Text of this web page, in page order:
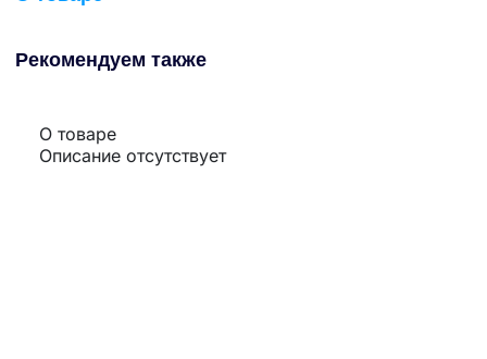
Рекомендуем также
О товаре
Описание отсутствует